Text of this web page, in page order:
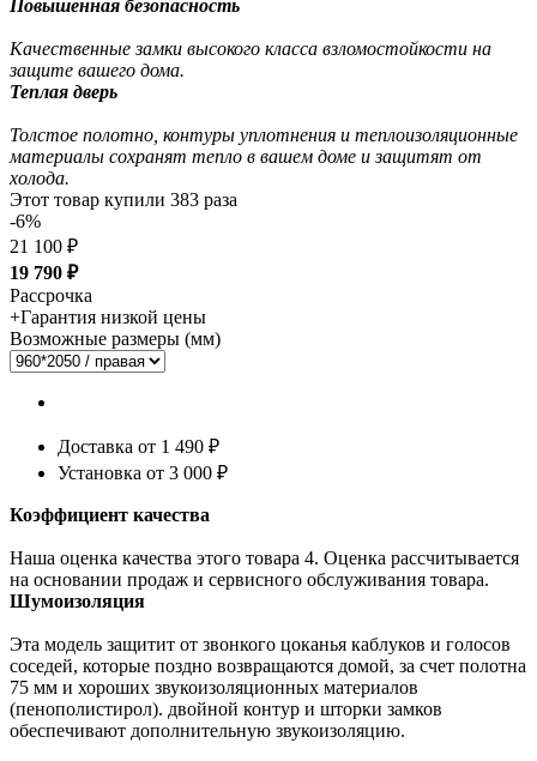
Повышенная безопасность
Качественные замки высокого класса взломостойкости на
защите вашего дома.
Теплая дверь
Толстое полотно, контуры уплотнения и теплоизоляционные
материалы сохранят тепло в вашем доме и защитят от
холода.
Этот товар купили 383 раза
-6%
21 100 ₽
19 790 ₽
Рассрочка
+Гарантия низкой цены
Возможные размеры (мм)
Доставка от 1 490 ₽
Установка от 3 000 ₽
Коэффициент качества
Наша оценка качества этого товара 4. Оценка рассчитывается
на основании продаж и сервисного обслуживания товара.
Шумоизоляция
Эта модель защитит от звонкого цоканья каблуков и голосов
соседей, которые поздно возвращаются домой, за счет полотна
75 мм и хороших звукоизоляционных материалов
(пенополистирол). двойной контур и шторки замков
обеспечивают дополнительную звукоизоляцию.